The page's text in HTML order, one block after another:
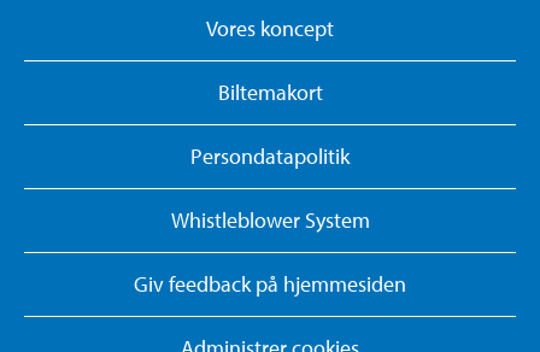
Vores koncept
Biltemakort
Persondatapolitik
Whistleblower System
Giv feedback på hjemmesiden